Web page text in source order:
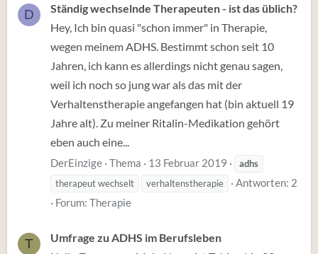
D
Ständig wechselnde Therapeuten - ist das üblich?
Hey, Ich bin quasi "schon immer" in Therapie,
wegen meinem ADHS. Bestimmt schon seit 10
Jahren, ich kann es allerdings nicht genau sagen,
weil ich noch so jung war als das mit der
Verhaltenstherapie angefangen hat (bin aktuell 19
Jahre alt). Zu meiner Ritalin-Medikation gehört
eben auch eine...
DerEinzige Thema 13 Februar 2019
adhs
therapeut wechselt
verhaltenstherapie
Antworten: 2
Forum: Therapie
T
Umfrage zu ADHS im Berufsleben